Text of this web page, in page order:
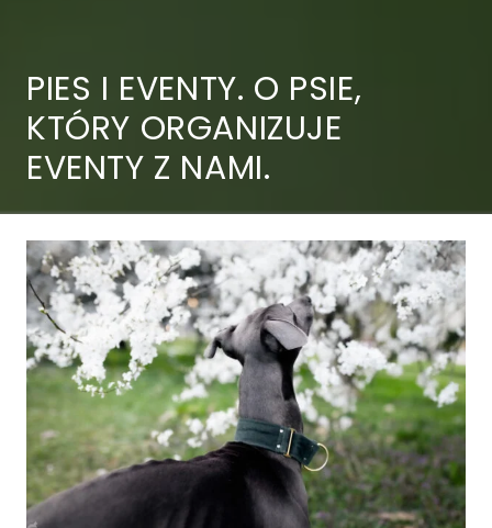
PIES I EVENTY. O PSIE,
KTÓRY ORGANIZUJE
EVENTY Z NAMI.